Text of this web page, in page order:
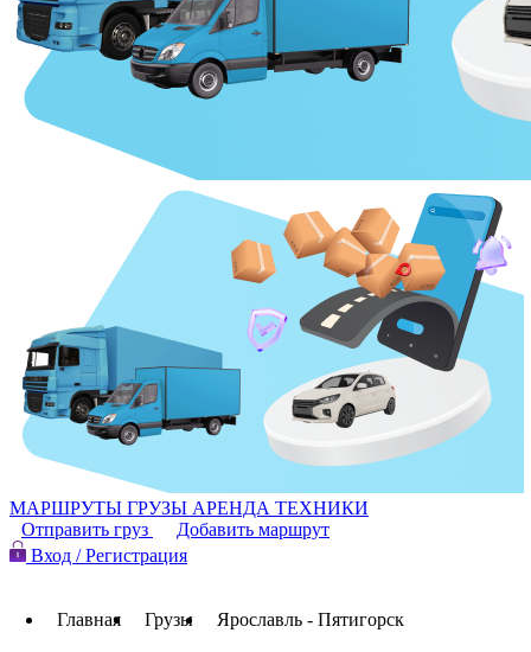
МАРШРУТЫ ГРУЗЫ АРЕНДА ТЕХНИКИ
Отправить груз
Добавить маршрут
Вход / Регистрация
Главная Грузы Ярославль - Пятигорск